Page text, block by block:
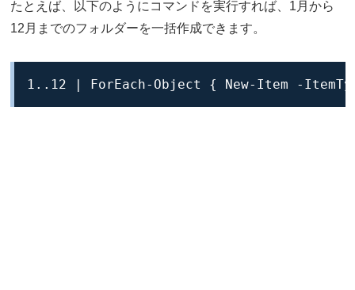
たとえば、以下のようにコマンドを実行すれば、1月から
12月までのフォルダーを一括作成できます。
1..12 | ForEach-Object { New-Item -